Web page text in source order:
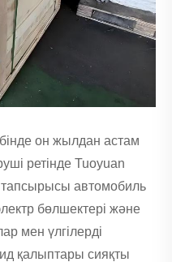
он жылдан астам
ретінде Tuoyuan
автомобиль
бөлшектері және
мен үлгілерді
қалыптары сияқты